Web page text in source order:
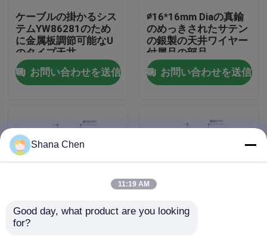
私達について
工場旅行
品質管理
私達に連絡しなさい
引用を要求しなさい
ケーブルの掛かるシス
テムYW86281のため
に金属板調節可能なU
のタイプ天井
お問い合わせを送信
∅16*16mm Diaの真鍮
のめっきされたサテン
の銀製の天井ワイヤー
付属品の部品
YW86276
お問い合わせを送信
∅15mm Diaのローラー
Shana Chen
11:19 AM
Good day, what product are you looking
for?